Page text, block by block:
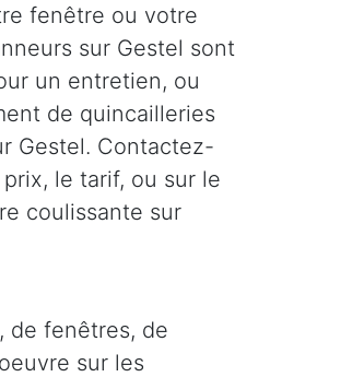
fenêtre ou votre
sur Gestel sont
un entretien, ou
de quincailleries
Gestel. Contactez-
le tarif, ou sur le
coulissante sur
de fenêtres, de
sur les